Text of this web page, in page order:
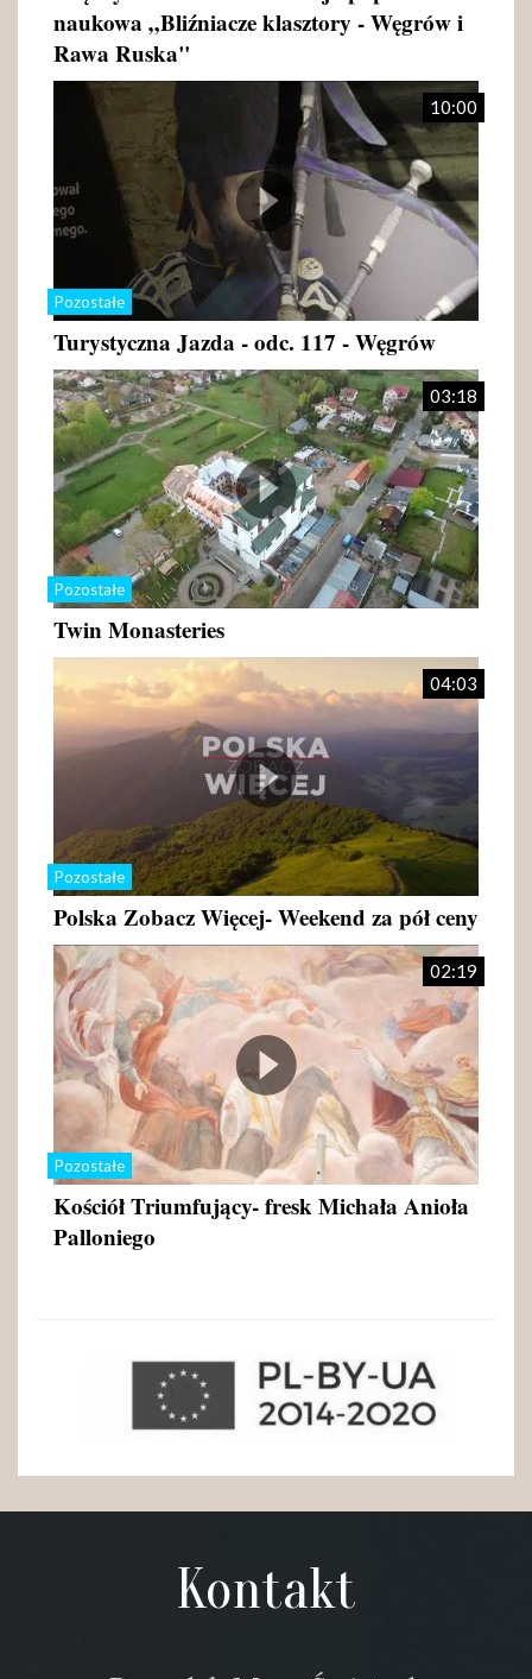
naukowa „Bliźniacze klasztory - Węgrów i
Rawa Ruska"
Pozostałe
10:00
Turystyczna Jazda - odc. 117 - Węgrów
Pozostałe
03:18
Twin Monasteries
Pozostałe
04:03
Polska Zobacz Więcej- Weekend za pół ceny
Pozostałe
02:19
Kościół Triumfujący- fresk Michała Anioła
Palloniego
Kontakt